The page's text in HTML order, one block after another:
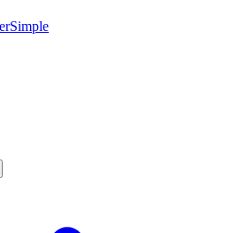
Simple